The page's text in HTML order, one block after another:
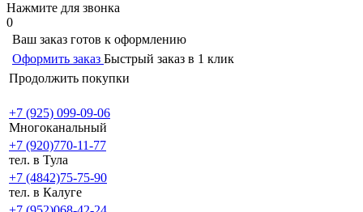
Нажмите для звонка
0
Ваш заказ готов к оформлению
Оформить заказ Быстрый заказ в 1 клик
Продолжить покупки
+7 (925) 099-09-06
Многоканальный
+7 (920)770-11-77
тел. в Тула
+7 (4842)75-75-90
тел. в Калуге